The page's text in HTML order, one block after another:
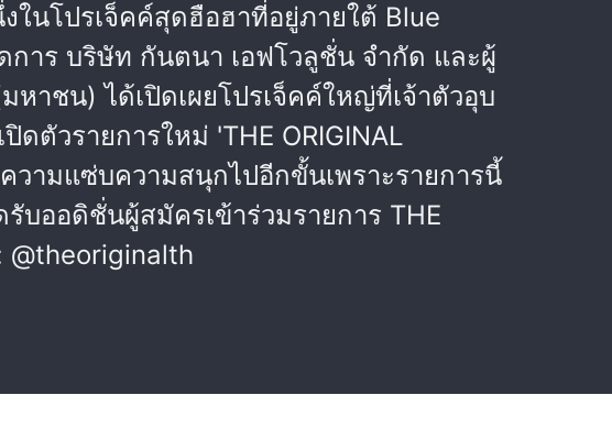
ในโปรเจ็คค์สุดฮือฮาที่อยู่ภายใต้ Blue
าร บริษัท กันตนา เอฟโวลูชั่น จำกัด และผู้
าชน) ได้เปิดเผยโปรเจ็คค์ใหญ่ที่เจ้าตัวอุบ
ตัวรายการใหม่ 'THE ORIGINAL
วามแซ่บความสนุกไปอีกขั้นเพราะรายการนี้
บออดิชั่นผู้สมัครเข้าร่วมรายการ THE
@theoriginalth